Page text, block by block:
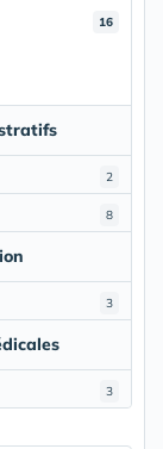
16
2
8
3
3